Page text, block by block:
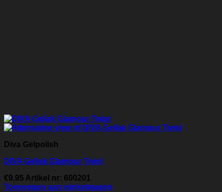
Diva Gelpolish
DIVA Gellak Glamour Twist
€9.95 Artikel nr: 600201
Toevoegen aan winkelwagen